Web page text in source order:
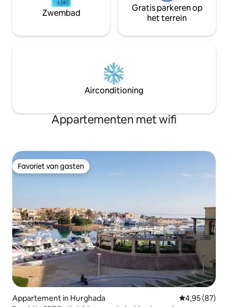
Zwembad
Gratis parkeren op
het terrein
Airconditioning
Appartementen met wifi
Favoriet van gasten
Favoriet van gasten
Appartement in Hurghada Gemiddelde
4,95 (87)